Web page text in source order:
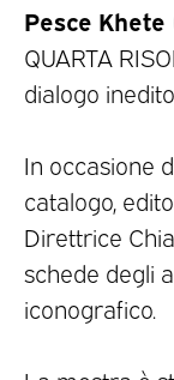
Pesce Khete
QUARTA
dialogo
In occasione
catalogo,
Direttrice
schede degli
iconografico.